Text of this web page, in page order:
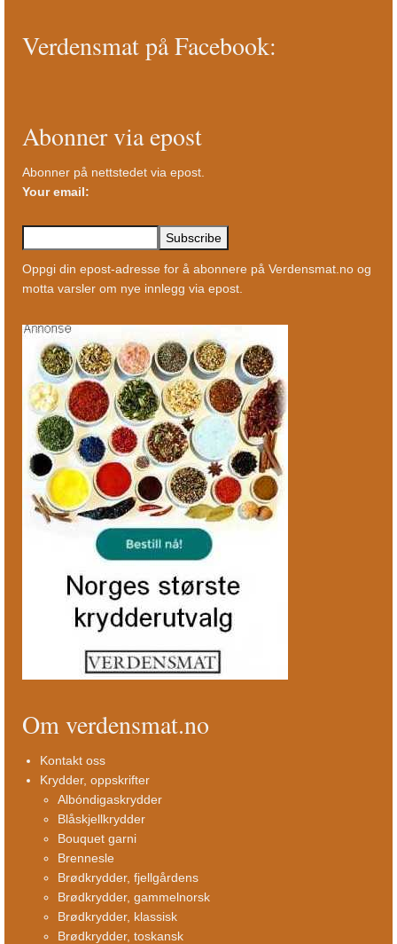
Verdensmat på Facebook:
Abonner via epost
Abonner på nettstedet via epost.
Your email:
Oppgi din epost-adresse for å abonnere på Verdensmat.no og
motta varsler om nye innlegg via epost.
Om verdensmat.no
Kontakt oss
Krydder, oppskrifter
Albóndigaskrydder
Blåskjellkrydder
Bouquet garni
Brennesle
Brødkrydder, fjellgårdens
Brødkrydder, gammelnorsk
Brødkrydder, klassisk
Brødkrydder, toskansk